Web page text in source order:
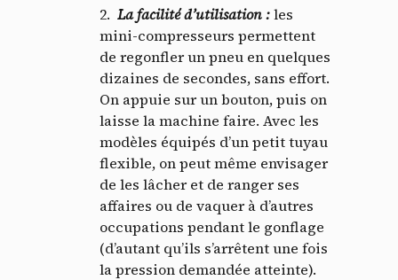
La facilité d’utilisation :les
mini-compresseurs permettent
de regonfler un pneu en quelques
dizaines de secondes, sans effort.
On appuie sur un bouton, puis on
laisse la machine faire. Avec les
modèles équipés d’un petit tuyau
flexible, on peut même envisager
de les lâcher et de ranger ses
affaires ou de vaquer à d’autres
occupations pendant le gonflage
(d’autant qu’ils s’arrêtent une fois
la pression demandée atteinte).